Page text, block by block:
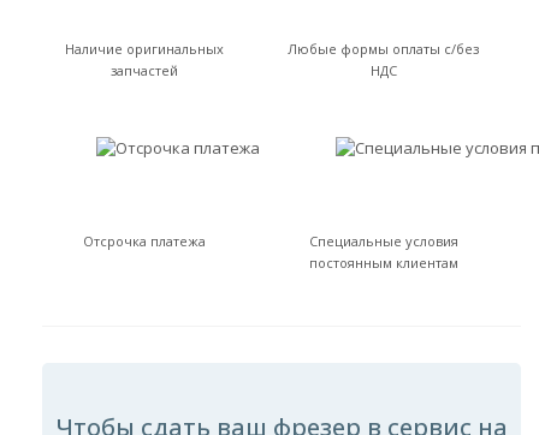
Наличие оригинальных
запчастей
Любые формы оплаты с/без
НДС
Отсрочка платежа
Специальные условия
постоянным клиентам
Чтобы сдать ваш фрезер в сервис на